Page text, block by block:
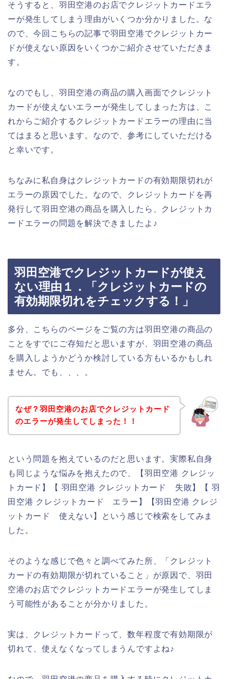
そうすると、羽田空港のお店でクレジットカードエラ
ーが発生してしまう理由がいくつか分かりました。な
ので、今回こちらの記事で羽田空港でクレジットカー
ドが使えない原因をいくつかご紹介させていただきま
す。
なのでもし、羽田空港の商品の購入画面でクレジット
カードが使えないエラーが発生してしまった方は、こ
れからご紹介するクレジットカードエラーの理由に当
てはまると思います。なので、参考にしていただける
と幸いです。
ちなみに私自身はクレジットカードの有効期限切れが
エラーの原因でした。なので、クレジットカードを再
発行して羽田空港の商品を購入したら、クレジットカ
ードエラーの問題を解決できましたよ♪
羽田空港でクレジットカードが使え
ない理由１．「クレジットカードの
有効期限切れをチェックする！」
多分、こちらのページをご覧の方は羽田空港の商品の
ことをすでにご存知だと思いますが、羽田空港の商品
を購入しようかどうか検討している方もいるかもしれ
ません。でも、、、。
なぜ？羽田空港のお店でクレジットカード
のエラーが発生してしまった！！
という問題を抱えているのだと思います。実際私自身
も同じような悩みを抱えたので、【羽田空港 クレジッ
トカード】【 羽田空港 クレジットカード 失敗】【 羽
田空港 クレジットカード エラー】【羽田空港 クレジ
ットカード 使えない】という感じで検索をしてみま
した。
そのような感じで色々と調べてみた所、「クレジット
カードの有効期限が切れていること」が原因で、羽田
空港のお店でクレジットカードエラーが発生してしま
う可能性があることが分かりました。
実は、クレジットカードって、数年程度で有効期限が
切れて、使えなくなってしまうんですよね♪